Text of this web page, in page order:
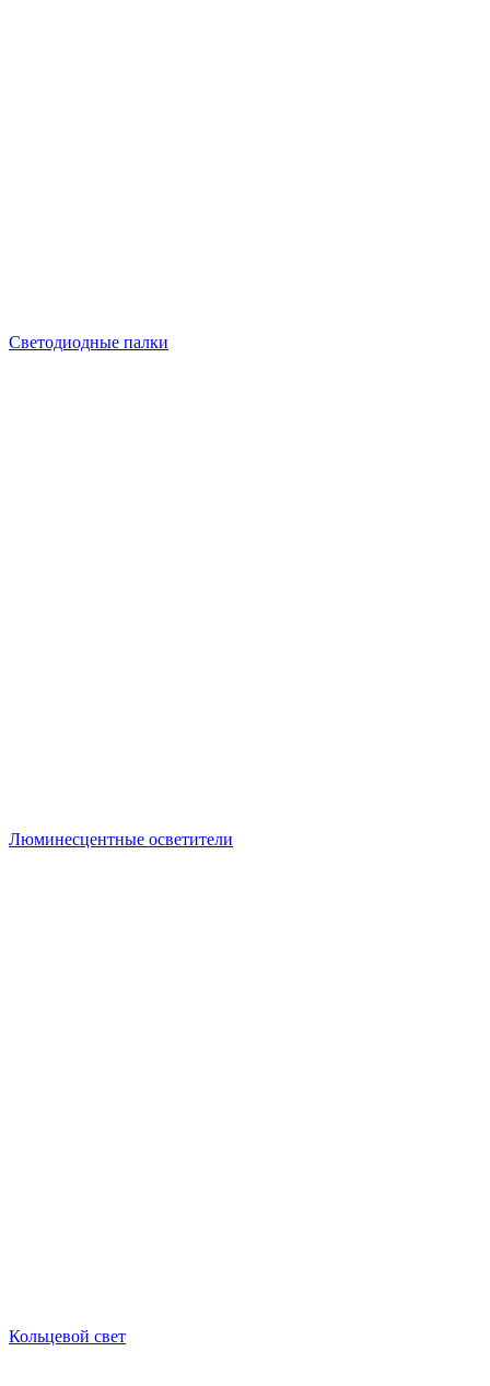
Светодиодные палки
Люминесцентные осветители
Кольцевой свет